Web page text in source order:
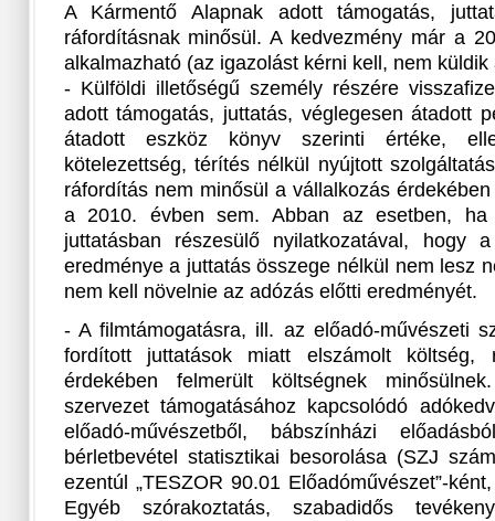
A Kármentő Alapnak adott támogatás,
ráfordításnak minősül. A kedvezmény már a
alkalmazható (az igazolást kérni kell, nem
- Külföldi illetőségű személy részére
adott támogatás, juttatás, véglegesen átadott
átadott eszköz könyv szerinti értéke,
kötelezettség, térítés nélkül nyújtott
ráfordítás nem minősül a vállalkozás
a 2010. évben sem. Abban az esetben,
juttatásban részesülő nyilatkozatával, hogy
eredménye a juttatás összege nélkül nem lesz
nem kell növelnie az adózás előtti eredményét.
- A filmtámogatásra, ill. az előadó-művészeti
fordított juttatások miatt elszámolt költség,
érdekében felmerült költségnek
szervezet támogatásához kapcsolódó
előadó-művészetből, bábszínházi
bérletbevétel statisztikai besorolása (SZJ
ezentúl „TESZOR 90.01 Előadóművészet”-
Egyéb szórakoztatás, szabadidős